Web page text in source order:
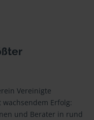
Vereinigte
wachsendem Erfolg:
und Berater in rund